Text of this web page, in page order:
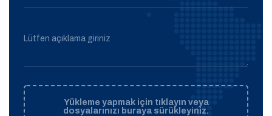
Lütfen açıklama giriniz
Yükleme yapmak için tıklayın veya
dosyalarınızı buraya sürükleyiniz.